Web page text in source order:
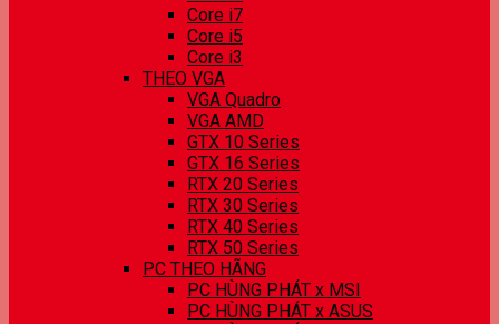
Core i7
Core i5
Core i3
THEO VGA
VGA Quadro
VGA AMD
GTX 10 Series
GTX 16 Series
RTX 20 Series
RTX 30 Series
RTX 40 Series
RTX 50 Series
PC THEO HÃNG
PC HÙNG PHÁT x MSI
PC HÙNG PHÁT x ASUS